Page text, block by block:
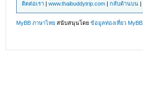
ติดต่อเรา |www.thaibuddytrip.com |กลับด้านบน |
MyBB ภาษาไทย สนับสนุนโดยข้อมูลท่องเที่ยว MyBB